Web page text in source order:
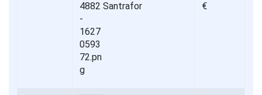
Santrafor
€